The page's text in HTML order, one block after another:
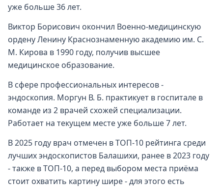
уже больше 36 лет.
Виктор Борисович окончил Военно-медицинскую
ордену Ленину Краснознаменную академию им. С.
М. Кирова в 1990 году, получив высшее
медицинское образование.
В сфере профессиональных интересов -
эндоскопия. Моргун В. Б. практикует в госпитале в
команде из 2 врачей схожей специализации.
Работает на текущем месте уже больше 7 лет.
В 2025 году врач отмечен в ТОП-10 рейтинга среди
лучших эндоскопистов Балашихи, ранее в 2023 году
- также в ТОП-10, а перед выбором места приёма
стоит охватить картину шире - для этого есть